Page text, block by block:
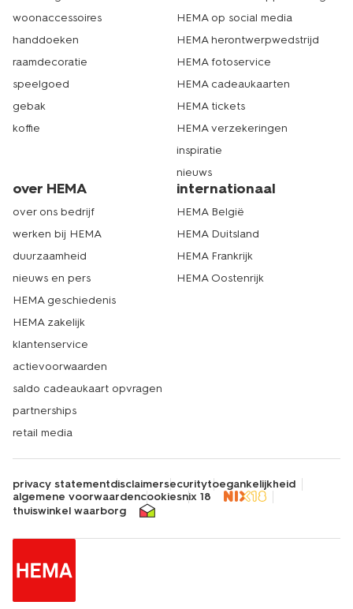
woonaccessoires
handdoeken
raamdecoratie
speelgoed
gebak
koffie
HEMA op social media
HEMA herontwerpwedstrijd
HEMA fotoservice
HEMA cadeaukaarten
HEMA tickets
HEMA verzekeringen
inspiratie
nieuws
over HEMA
over ons bedrijf
werken bij HEMA
duurzaamheid
nieuws en pers
HEMA geschiedenis
HEMA zakelijk
klantenservice
actievoorwaarden
saldo cadeaukaart opvragen
partnerships
retail media
internationaal
HEMA België
HEMA Duitsland
HEMA Frankrijk
HEMA Oostenrijk
privacy statementdisclaimersecuritytoegankelijkheid
algemene voorwaardencookiesnix 18
thuiswinkel waarborg